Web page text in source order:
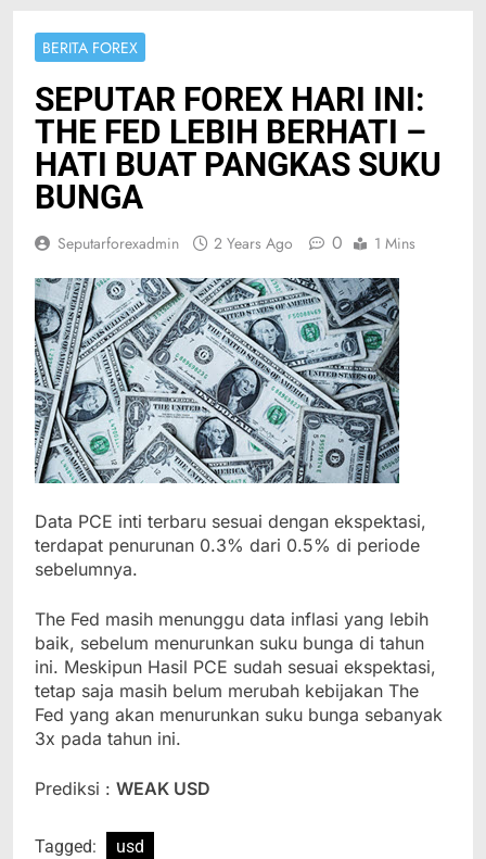
BERITA FOREX
SEPUTAR FOREX HARI INI:
THE FED LEBIH BERHATI –
HATI BUAT PANGKAS SUKU
BUNGA
Seputarforexadmin 2 Years Ago 0 1 Mins
Data PCE inti terbaru sesuai dengan ekspektasi,
terdapat penurunan 0.3% dari 0.5% di periode
sebelumnya.
The Fed masih menunggu data inflasi yang lebih
baik, sebelum menurunkan suku bunga di tahun
ini. Meskipun Hasil PCE sudah sesuai ekspektasi,
tetap saja masih belum merubah kebijakan The
Fed yang akan menurunkan suku bunga sebanyak
3x pada tahun ini.
Prediksi : WEAK USD
Tagged: usd